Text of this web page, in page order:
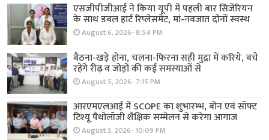
एसजीपीजीआई ने किया यूपी में पहली बार सिजेरियन
के साथ डबल हार्ट रिप्लेसमेंट, मां-नवजात दोनों स्वस्थ
August 6, 2026- 8:54 PM
बैठना-खड़े होना, चलना-फिरना सही मुद्रा में करिये, बचे
रहेंगे रीढ़ व जोड़ों की कई समस्याओं से
August 5, 2026- 7:15 PM
आरएमएलआई में SCOPE का शुभारम्भ, बोन एवं सॉफ्ट
टिश्यू पैथोलॉजी शैक्षिक सम्मेलन से करेगा आगाज
August 3, 2026- 10:09 PM